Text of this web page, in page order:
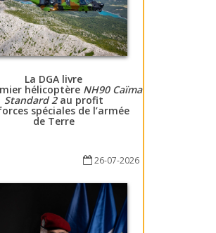
La DGA livre
hélicoptère NH90 Caïman
Standard 2au profit
spéciales de l’armée
de Terre
26-07-2026